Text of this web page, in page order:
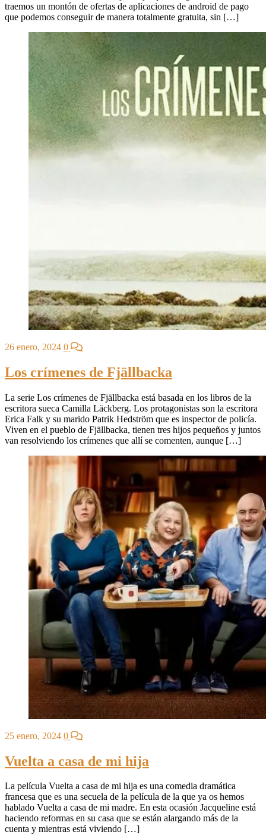
traemos un montón de ofertas de aplicaciones de android de pago
que podemos conseguir de manera totalmente gratuita, sin […]
26 enero, 2024 0
Los crímenes de Fjällbacka
La serie Los crímenes de Fjällbacka está basada en los libros de la
escritora sueca Camilla Läckberg. Los protagonistas son la escritora
Erica Falk y su marido Patrik Hedström que es inspector de policía.
Viven en el pueblo de Fjällbacka, tienen tres hijos pequeños y juntos
van resolviendo los crímenes que allí se comenten, aunque […]
25 enero, 2024 0
Vuelta a casa de mi hija
La película Vuelta a casa de mi hija es una comedia dramática
francesa que es una secuela de la película de la que ya os hemos
hablado Vuelta a casa de mi madre. En esta ocasión Jacqueline está
haciendo reformas en su casa que se están alargando más de la
cuenta y mientras está viviendo […]